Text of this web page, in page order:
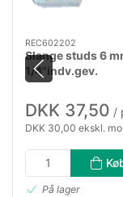
REC602202
Slange studs 6
1/4"indv.gev.
DKK 37,50 /
DKK 30,00 ekskl.
På lager